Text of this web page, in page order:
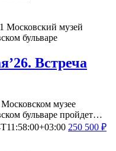
Московский музей
бульваре
Встреча
музее
бульваре пройдет…
250 500 ₽